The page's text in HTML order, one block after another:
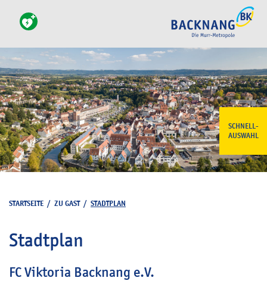
SCHNELL-
AUSWAHL
STARTSEITE / ZU GAST/ STADTPLAN
Stadtplan
FC Viktoria Backnang e.V.